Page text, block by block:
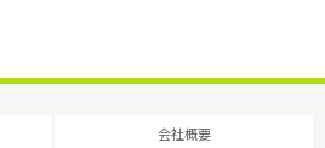
会社概要